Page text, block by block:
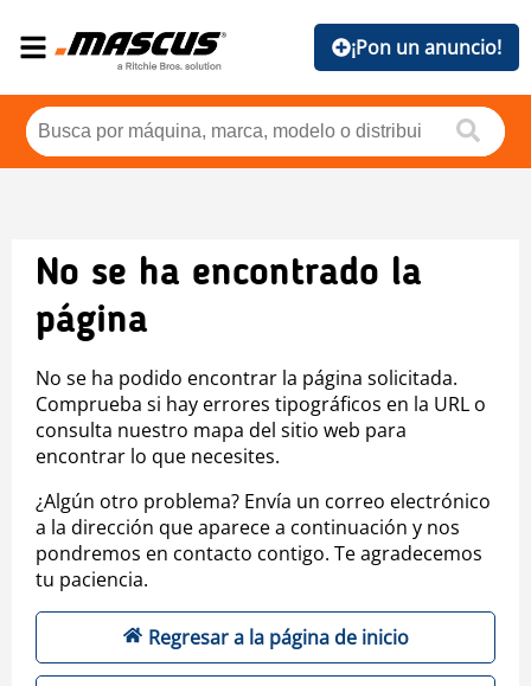
¡Pon un anuncio!
No se ha encontrado la
página
No se ha podido encontrar la página solicitada.
Comprueba si hay errores tipográficos en la URL o
consulta nuestro mapa del sitio web para
encontrar lo que necesites.
¿Algún otro problema? Envía un correo electrónico
a la dirección que aparece a continuación y nos
pondremos en contacto contigo. Te agradecemos
tu paciencia.
Regresar a la página de inicio